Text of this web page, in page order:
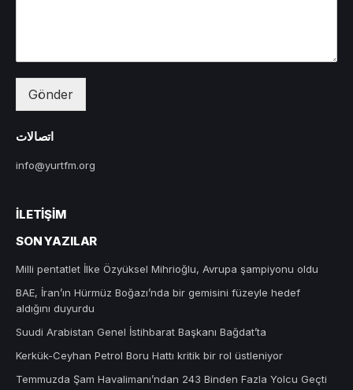
Gönder
اتصالات
info@yurtfm.org
İLETIŞIM
SON YAZILAR
Milli pentatlet İlke Özyüksel Mihrioğlu, Avrupa şampiyonu oldu
BAE, İran’ın Hürmüz Boğazı’nda bir gemisini füzeyle hedef
aldığını duyurdu
Suudi Arabistan Genel İstihbarat Başkanı Bağdat’ta
Kerkük-Ceyhan Petrol Boru Hattı kritik bir rol üstleniyor
Temmuzda Şam Havalimanı’ndan 243 Binden Fazla Yolcu Geçti